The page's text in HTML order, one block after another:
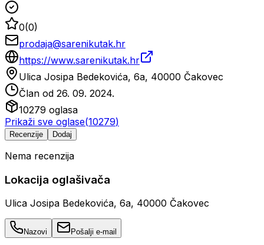
0(0)
prodaja@sarenikutak.hr
https://www.sarenikutak.hr
Ulica Josipa Bedekovića, 6a, 40000 Čakovec
Član od 26. 09. 2024.
10279 oglasa
Prikaži sve oglase(10279)
Recenzije Dodaj
Nema recenzija
Lokacija oglašivača
Ulica Josipa Bedekovića, 6a, 40000 Čakovec
Nazovi Pošalji e-mail